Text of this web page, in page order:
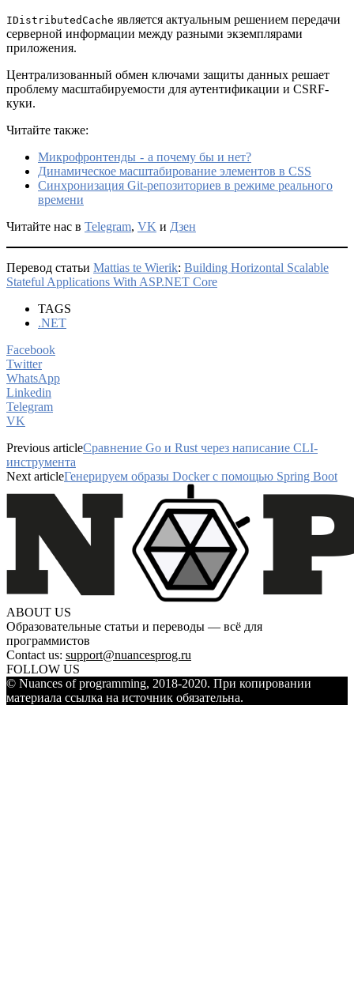
IDistributedCache является актуальным решением передачи
серверной информации между разными экземплярами
приложения.
Централизованный обмен ключами защиты данных решает
проблему масштабируемости для аутентификации и CSRF-
куки.
Читайте также:
Микрофронтенды - а почему бы и нет?
Динамическое масштабирование элементов в CSS
Синхронизация Git-репозиториев в режиме реального
времени
Читайте нас в Telegram, VK и Дзен
Перевод статьи Mattias te Wierik: Building Horizontal Scalable
Stateful Applications With ASP.NET Core
TAGS
.NET
Facebook
Twitter
WhatsApp
Linkedin
Telegram
VK
Previous articleСравнение Go и Rust через написание CLI-
инструмента
Next articleГенерируем образы Docker с помощью Spring Boot
ABOUT US
Образовательные статьи и переводы — всё для
программистов
Contact us: support@nuancesprog.ru
FOLLOW US
© Nuances of programming, 2018-2020. При копировании
материала ссылка на источник обязательна.